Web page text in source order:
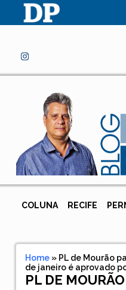
COLUNA RECIFE
Home» PL de Mourão
de janeiro é aprovado
PL DE